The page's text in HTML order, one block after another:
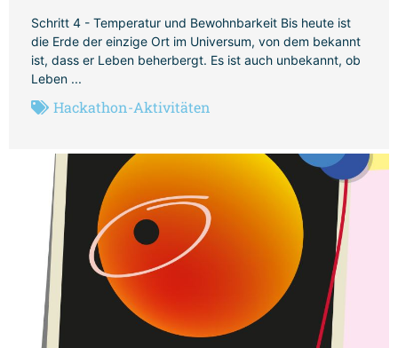
Schritt 4 - Temperatur und Bewohnbarkeit Bis heute ist
die Erde der einzige Ort im Universum, von dem bekannt
ist, dass er Leben beherbergt. Es ist auch unbekannt, ob
Leben ...
Hackathon-Aktivitäten